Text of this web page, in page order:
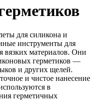
для силикона и
инструменты для
вязких материалов. Они
герметиков —
и других щелей.
и чистое нанесение
в
герметичных